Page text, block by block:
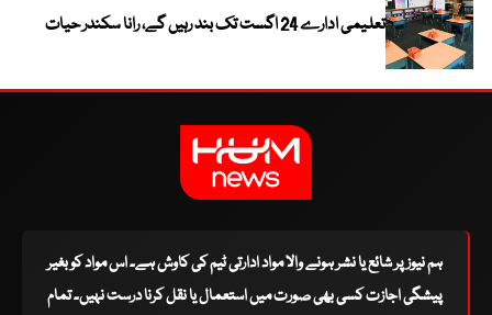
تعلیمی ادارے 24 اگست تک بند رہیں گے، رانا سکندر حیات
ہم نیوز پر شائع یا نشر ہونے والا مواد ادارتی ٹیم کی کاوش ہے۔ اس مواد کو بغیر
پیشگی اجازت کسی بھی صورت میں استعمال یا نقل کرنا درست نہیں۔ تمام